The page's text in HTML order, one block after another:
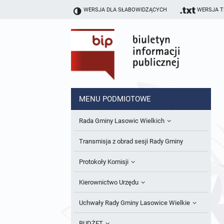
WERSJA DLA SŁABOWIDZĄCYCH WERSJA
MENU PODMIOTOWE
Rada Gminy Lasowic Wielkich
Sesje Rady Gminy
Skład Rady Gminy
Interpelacje i Zapytania Radnych
Komisje Rady Gminy i informacja o
Transmisja z obrad sesji Rady Gminy
Protokoły Komisji
Komisja Budżetu i Finansów
Komisja Oświatowa
Kierownictwo Urzędu
Wójt
Uchwały Rady Gminy Lasowice Wielkie